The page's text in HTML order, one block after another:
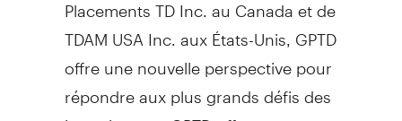
TDAMUSA Inc. aux États-Unis, GPTD
offre une nouvelle perspective pour
répondre aux plus grands défis des